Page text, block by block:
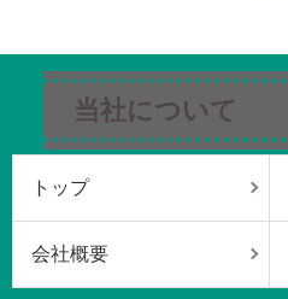
当社について
トップ
会社概要